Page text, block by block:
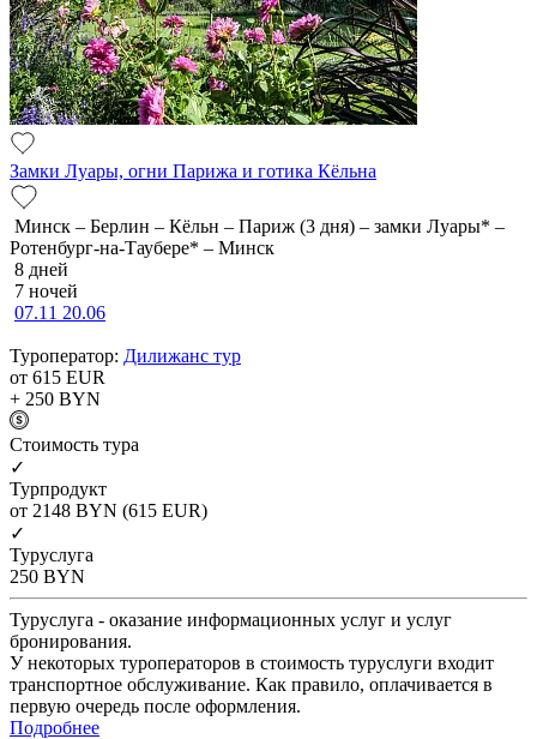
Замки Луары, огни Парижа и готика Кёльна
Минск – Берлин – Кёльн – Париж (3 дня) – замки Луары* –
Ротенбург-на-Таубере* – Минск
8 дней
7 ночей
07.11 20.06
Туроператор: Дилижанс тур
от 615 EUR
+ 250 BYN
Cтоимость тура
✓
Турпродукт
от 2148 BYN (615 EUR)
✓
Туруслуга
250 BYN
Туруслуга - оказание информационных услуг и услуг
бронирования.
У некоторых туроператоров в стоимость туруслуги входит
транспортное обслуживание. Как правило, оплачивается в
первую очередь после оформления.
Подробнее